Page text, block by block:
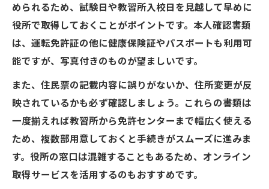
められるため、試験日や教習所入校日を見越して早めに
役所で取得しておくことがポイントです。本人確認書類
は、運転免許証の他に健康保険証やパスポートも利用可
能ですが、写真付きのものが望ましいです。
また、住民票の記載内容に誤りがないか、住所変更が反
映されているかも必ず確認しましょう。これらの書類は
一度揃えれば教習所から免許センターまで幅広く使える
ため、複数部用意しておくと手続きがスムーズに進みま
す。役所の窓口は混雑することもあるため、オンライン
取得サービスを活用するのもおすすめです。